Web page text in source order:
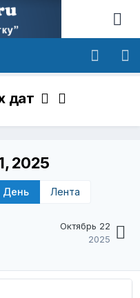
дат
2025
День Лента
Октябрь 22
2025